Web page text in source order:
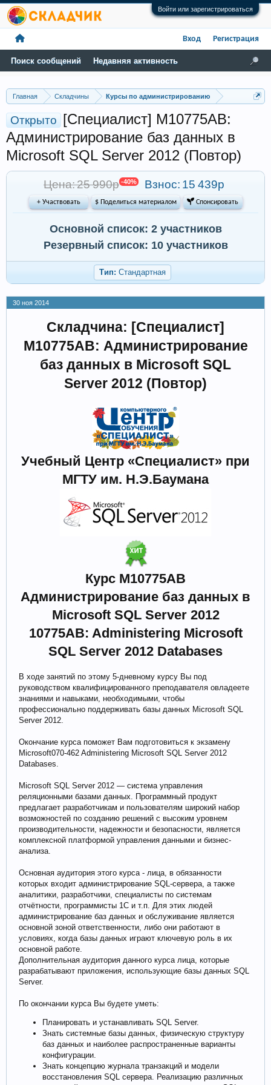
Войти или зарегистрироваться
Главная Складчины Курсы по администрированию
Открыто [Специалист] М10775AB:
Администрирование баз данных в
Microsoft SQL Server 2012 (Повтор)
Цена: 25 990р -40% Взнос: 15 439р
+ Участвовать $ Поделиться материалом  Спонсировать
Основной список: 2 участников
Резервный список: 10 участников
Тип: Стандартная
30 ноя 2014
Складчина: [Специалист]
М10775AB: Администрирование
баз данных в Microsoft SQL
Server 2012 (Повтор)
Учебный Центр «Специалист» при
МГТУ им. Н.Э.Баумана
Курс М10775AB
Администрирование баз данных в
Microsoft SQL Server 2012
10775AB: Administering Microsoft
SQL Server 2012 Databases
В ходе занятий по этому 5-дневному курсу Вы под
руководством квалифицированного преподавателя овладеете
знаниями и навыками, необходимыми, чтобы
профессионально поддерживать базы данных Microsoft SQL
Server 2012.
Окончание курса поможет Вам подготовиться к экзамену
Microsoft070-462 Administering Microsoft SQL Server 2012
Databases.
Microsoft SQL Server 2012 — система управления
реляционными базами данных. Программный продукт
предлагает разработчикам и пользователям широкий набор
возможностей по созданию решений с высоким уровнем
производительности, надежности и безопасности, является
комплексной платформой управления данными и бизнес-
анализа.
Основная аудитория этого курса - лица, в обязанности
которых входит администрирование SQL-сервера, а также
аналитики, разработчики, специалисты по системам
отчётности, программисты 1С и т.п. Для этих людей
администрирование баз данных и обслуживание является
основной зоной ответственности, либо они работают в
условиях, когда базы данных играют ключевую роль в их
основной работе.
Дополнительная аудитория данного курса лица, которые
разрабатывают приложения, использующие базы данных SQL
Server.
По окончании курса Вы будете уметь:
Планировать и устанавливать SQL Server.
Знать системные базы данных, физическую структуру
баз данных и наиболее распространенные варианты
конфигурации.
Знать концепцию журнала транзакций и модели
восстановления SQL сервера. Реализацию различных
Поиск сообщений Недавняя активность
Вход Регистрация